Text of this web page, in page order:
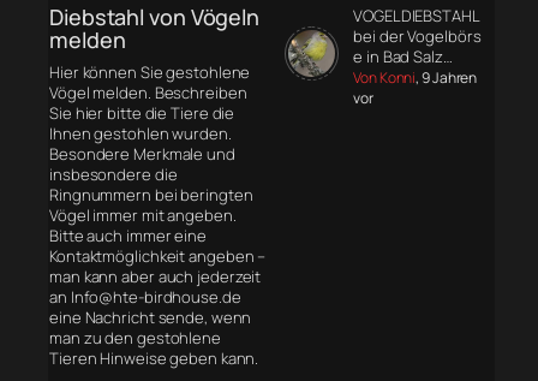
Diebstahl von Vögeln
melden
Hier können Sie gestohlene
Vögel melden. Beschreiben
Sie hier bitte die Tiere die
Ihnen gestohlen wurden.
Besondere Merkmale und
insbesondere die
Ringnummern bei beringten
Vögel immer mit angeben.
Bitte auch immer eine
Kontaktmöglichkeit angeben –
man kann aber auch jederzeit
an Info@hte-birdhouse.de
eine Nachricht sende, wenn
man zu den gestohlene
Tieren Hinweise geben kann.
VOGELDIEBSTAHL
bei der Vogelbörs
e in Bad Salz…
Von Konni, 9 Jahren
vor